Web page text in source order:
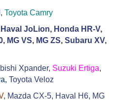
, Toyota Camry
Haval JoLion, Honda HR-V,
, MG VS, MG ZS, Subaru XV,
Xpander, Suzuki Ertiga,
Toyota Veloz
, Mazda CX-5, Haval H6, MG